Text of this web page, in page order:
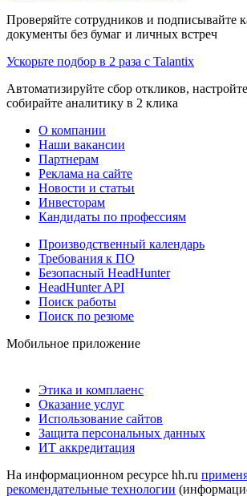
Проверяйте сотрудников и подписывайте
документы без бумаг и личных встреч
Ускорьте подбор в 2 раза с Talantix
Автоматизируйте сбор откликов,
собирайте аналитику в 2 клика
О компании
Наши вакансии
Партнерам
Реклама на сайте
Новости и статьи
Инвесторам
Кандидаты по профессиям
Производственный календарь
Требования к ПО
Безопасный HeadHunter
HeadHunter API
Поиск работы
Поиск по резюме
Мобильное приложение
Этика и комплаенс
Оказание услуг
Использование сайтов
Защита персональных данных
ИТ аккредитация
На информационном ресурсе hh.ru
рекомендательные технологии